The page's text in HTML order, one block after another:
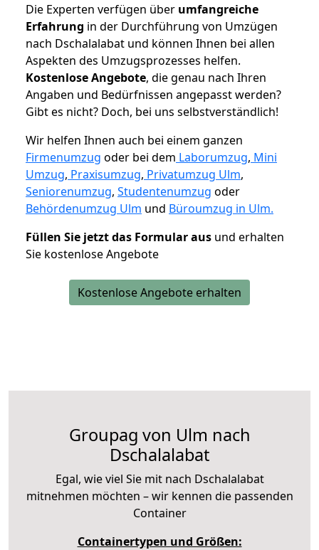
Die Experten verfügen über umfangreiche
Erfahrung in der Durchführung von Umzügen
nach Dschalalabat und können Ihnen bei allen
Aspekten des Umzugsprozesses helfen.
Kostenlose Angebote, die genau nach Ihren
Angaben und Bedürfnissen angepasst werden?
Gibt es nicht? Doch, bei uns selbstverständlich!
Wir helfen Ihnen auch bei einem ganzen
Firmenumzug oder bei dem Laborumzug, Mini
Umzug, Praxisumzug, Privatumzug Ulm,
Seniorenumzug, Studentenumzug oder
Behördenumzug Ulm und Büroumzug in Ulm.
Füllen Sie jetzt das Formular aus und erhalten
Sie kostenlose Angebote
Kostenlose Angebote erhalten
Groupag von Ulm nach
Dschalalabat
Egal, wie viel Sie mit nach Dschalalabat
mitnehmen möchten – wir kennen die passenden
Container
Containertypen und Größen: